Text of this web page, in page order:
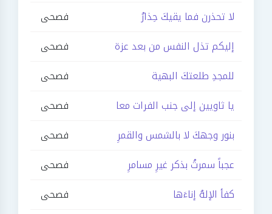
لا تحذرن فما يقيكَ حِذارُ
فصحى
إليكم تذل النفس من بعد عزة
فصحى
للمجدِ طلعتكَ البهية
فصحى
يا ثاويين إلى جنب الفرات معا
فصحى
بنور وجهكَ لا بالشمس والقمرِ
فصحى
عجباً سمرتُ بذكر غيرِ مسامرِ
فصحى
كفأ الإلهُ إناءَها
فصحى